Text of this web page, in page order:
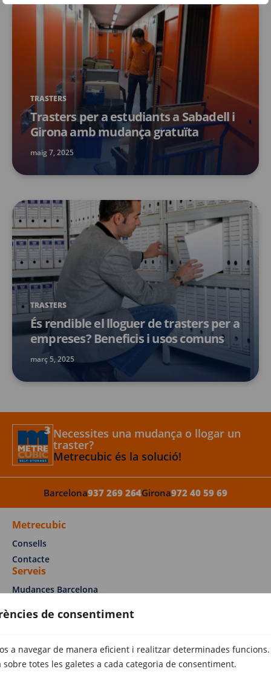
de consentiment
a navegar de manera eficient i realitzar determinades
totes les galetes a cada categoria de consentiment.
TRASTERS
Trasters per a estudiants a Sabadell i
Girona amb mudança gratuïta
maig 7, 2025
TRASTERS
És rendible el lloguer de trasters per a
empreses? Beneficis i usos comuns
març 5, 2025
Necessites una mudança o llogar un
traster?
Metrecubic és la solució!
Barcelona937 269 264Girona972 40 59 69
Metrecubic
Consells
Contacte
Serveis
Mudances Barcelona
Mudances Girona
Trasters Girona
Trasters Empuriabrava